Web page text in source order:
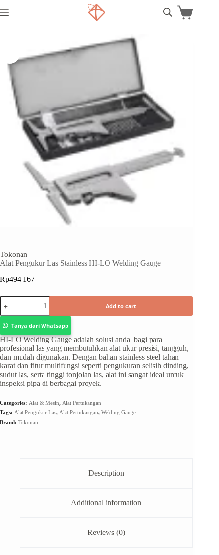
Tokonan
Alat Pengukur Las Stainless HI-LO Welding Gauge
Rp494.167
Add to cart
Tanya dari Whatsapp
HI-LO Welding Gauge adalah solusi andal bagi para
profesional las yang membutuhkan alat ukur presisi, tangguh,
dan mudah digunakan. Dengan bahan stainless steel tahan
karat dan fitur multifungsi seperti pengukuran selisih dinding,
sudut las, serta tinggi tonjolan las, alat ini sangat ideal untuk
inspeksi pipa di berbagai proyek.
Categories: Alat & Mesin, Alat Pertukangan
Tags: Alat Pengukur Las, Alat Pertukangan, Welding Gauge
Brand: Tokonan
Description
Additional information
Reviews (0)